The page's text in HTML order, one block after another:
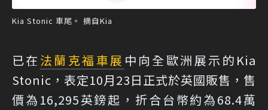
Kia Stonic 車尾。 摘自Kia
已在 法蘭克福車展 中向全歐洲展示的Kia
Stonic，表定10月23日正式於英國販售，售
價為16,295英鎊起，折合台幣約為68.4萬